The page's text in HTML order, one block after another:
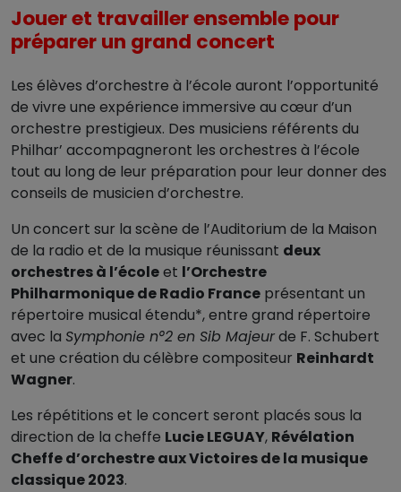
Jouer et travailler ensemble pour
préparer un grand concert
Les élèves d’orchestre à l’école auront l’opportunité
de vivre une expérience immersive au cœur d’un
orchestre prestigieux. Des musiciens référents du
Philhar’ accompagneront les orchestres à l’école
tout au long de leur préparation pour leur donner des
conseils de musicien d’orchestre.
Un concert sur la scène de l’Auditorium de la Maison
de la radio et de la musique réunissant deux
orchestres à l’écoleet l’Orchestre
Philharmonique de Radio France présentant un
répertoire musical étendu*, entre grand répertoire
avec la Symphonie n°2 en Sib Majeurde F. Schubert
et une création du célèbre compositeur Reinhardt
Wagner.
Les répétitions et le concert seront placés sous la
direction de la cheffe Lucie LEGUAY, Révélation
Cheffe d’orchestre aux Victoires de la musique
classique 2023.